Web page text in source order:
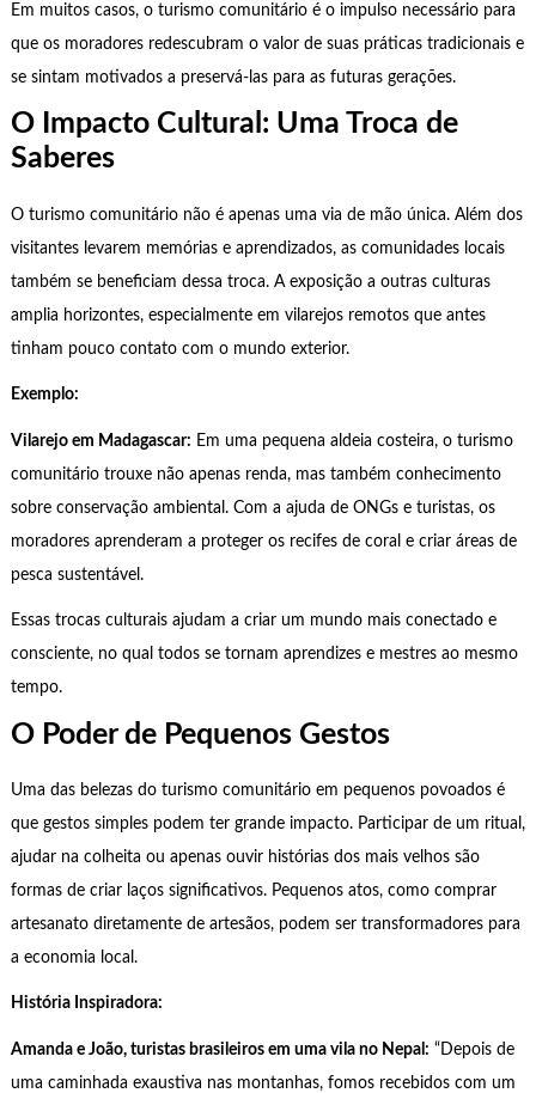
Em muitos casos, o turismo comunitário é o impulso necessário para
que os moradores redescubram o valor de suas práticas tradicionais e
se sintam motivados a preservá-las para as futuras gerações.
O Impacto Cultural: Uma Troca de
Saberes
O turismo comunitário não é apenas uma via de mão única. Além dos
visitantes levarem memórias e aprendizados, as comunidades locais
também se beneficiam dessa troca. A exposição a outras culturas
amplia horizontes, especialmente em vilarejos remotos que antes
tinham pouco contato com o mundo exterior.
Exemplo:
Vilarejo em Madagascar: Em uma pequena aldeia costeira, o turismo
comunitário trouxe não apenas renda, mas também conhecimento
sobre conservação ambiental. Com a ajuda de ONGs e turistas, os
moradores aprenderam a proteger os recifes de coral e criar áreas de
pesca sustentável.
Essas trocas culturais ajudam a criar um mundo mais conectado e
consciente, no qual todos se tornam aprendizes e mestres ao mesmo
tempo.
O Poder de Pequenos Gestos
Uma das belezas do turismo comunitário em pequenos povoados é
que gestos simples podem ter grande impacto. Participar de um ritual,
ajudar na colheita ou apenas ouvir histórias dos mais velhos são
formas de criar laços significativos. Pequenos atos, como comprar
artesanato diretamente de artesãos, podem ser transformadores para
a economia local.
História Inspiradora:
Amanda e João, turistas brasileiros em uma vila no Nepal: “Depois de
uma caminhada exaustiva nas montanhas, fomos recebidos com um